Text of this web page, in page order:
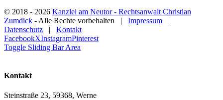
© 2018 - 2026 Kanzlei am Neutor - Rechtsanwalt Christian
Zumdick - Alle Rechte vorbehalten | Impressum |
Datenschutz | Kontakt
FacebookXInstagramPinterest
Toggle Sliding Bar Area
Kontakt
Steinstraße 23, 59368, Werne